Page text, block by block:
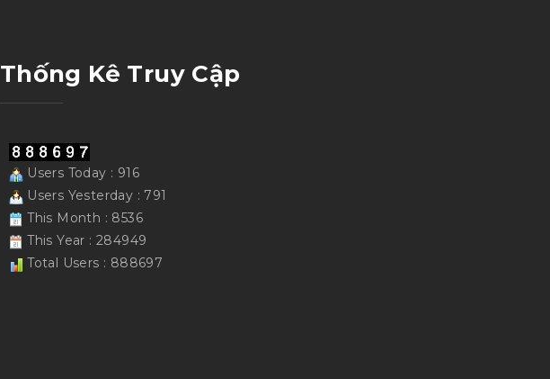
Thống Kê Truy Cập
Users Today : 916
Users Yesterday : 791
This Month : 8536
This Year : 284949
Total Users : 888697